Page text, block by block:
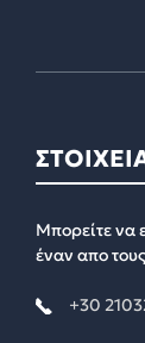
Μπορείτε να
έναν απο
+30